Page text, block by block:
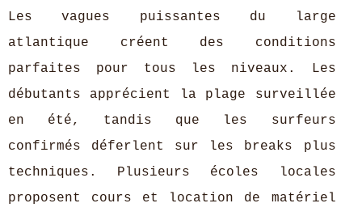
Les vagues puissantes du large
atlantique créent des conditions
parfaites pour tous les niveaux. Les
débutants apprécient la plage surveillée
en été, tandis que les surfeurs
confirmés déferlent sur les breaks plus
techniques. Plusieurs écoles locales
proposent cours et location de matériel